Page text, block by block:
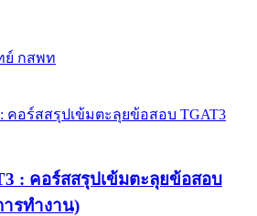
ย์ กสพท
: คอร์สสรุปเข้มตะลุยข้อสอบ
รทำงาน)